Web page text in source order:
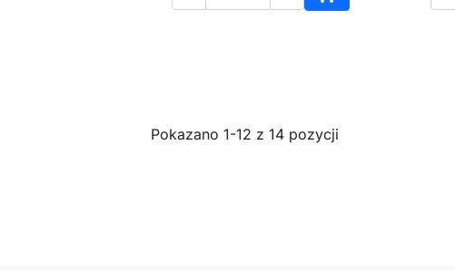
Dodaj do koszyka
Pokazano 1-12 z 14 pozycji